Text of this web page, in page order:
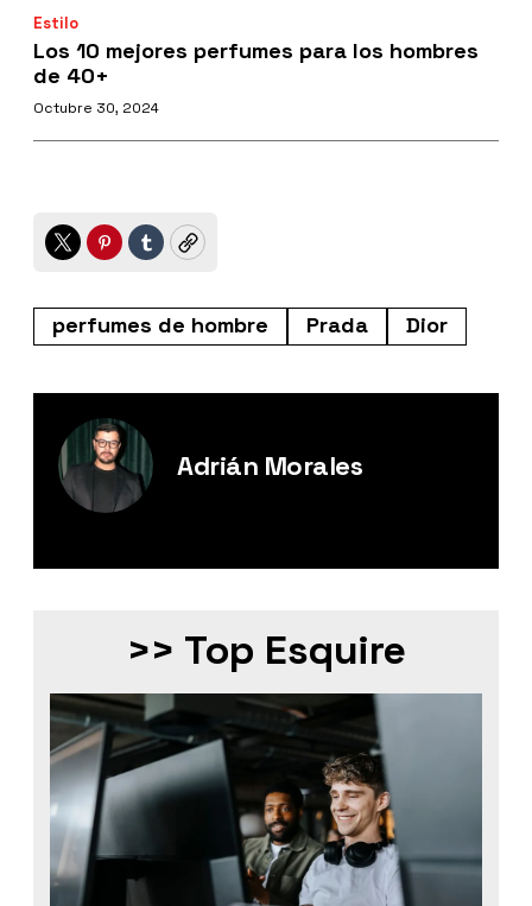
Estilo
Los 10 mejores perfumes para los hombres
de 40+
Octubre 30, 2024
TwitterPinterest
TumblrCopy
perfumes de hombre Prada Dior
Adrián Morales
>> Top Esquire